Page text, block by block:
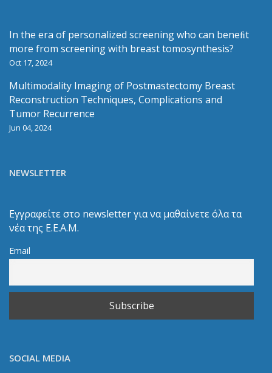
In the era of personalized screening who can beneﬁt
more from screening with breast tomosynthesis?
Oct 17, 2024
Multimodality Imaging of Postmastectomy Breast
Reconstruction Techniques, Complications and
Tumor Recurrence
Jun 04, 2024
NEWSLETTER
Εγγραφείτε στο newsletter για να μαθαίνετε όλα τα
νέα της Ε.Ε.Α.Μ.
Email
SOCIAL MEDIA